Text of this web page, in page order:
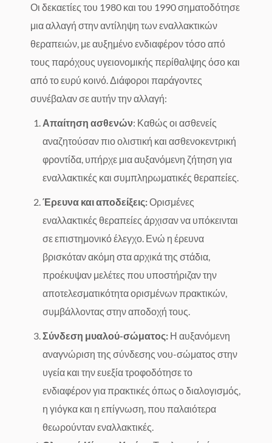
Οι δεκαετίες του 1980 και του 1990 σηματοδότησε
μια αλλαγή στην αντίληψη των εναλλακτικών
θεραπειών, με αυξημένο ενδιαφέρον τόσο από
τους παρόχους υγειονομικής περίθαλψης όσο και
από το ευρύ κοινό. Διάφοροι παράγοντες
συνέβαλαν σε αυτήν την αλλαγή:
Απαίτηση ασθενών: Καθώς οι ασθενείς
αναζητούσαν πιο ολιστική και ασθενοκεντρική
φροντίδα, υπήρχε μια αυξανόμενη ζήτηση για
εναλλακτικές και συμπληρωματικές θεραπείες.
Έρευνα και αποδείξεις:Ορισμένες
εναλλακτικές θεραπείες άρχισαν να υπόκεινται
σε επιστημονικό έλεγχο. Ενώ η έρευνα
βρισκόταν ακόμη στα αρχικά της στάδια,
προέκυψαν μελέτες που υποστήριζαν την
αποτελεσματικότητα ορισμένων πρακτικών,
συμβάλλοντας στην αποδοχή τους.
Σύνδεση μυαλού-σώματος: Η αυξανόμενη
αναγνώριση της σύνδεσης νου-σώματος στην
υγεία και την ευεξία τροφοδότησε το
ενδιαφέρον για πρακτικές όπως ο διαλογισμός,
η γιόγκα και η επίγνωση, που παλαιότερα
θεωρούνταν εναλλακτικές.